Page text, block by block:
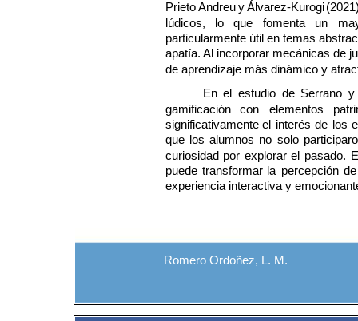
Romero Ordoñez, L. M.
Prieto Andreu y Álvarez-Kurogi
lúdicos,
lo que fomenta un
particularmente útil en temas
apatía. Al incorporar mecánicas de
de aprendizaje más dinámico y
En el estudio de Serrano y
gamificación
con elementos
significativamente el interés de los
que los alumnos no solo
curiosidad por explorar el pasado.
puede transformar la percepción
experiencia interactiva y